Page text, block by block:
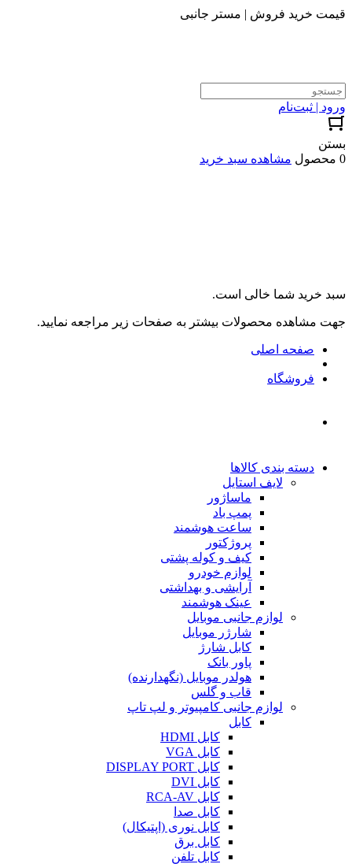
قیمت خرید فروش | مستر جانبی
ورود | ثبت‌نام
بستن
0 محصول
مشاهده سبد خرید
سبد خرید شما خالی است.
جهت مشاهده محصولات بیشتر به صفحات زیر مراجعه نمایید.
صفحه اصلی
فروشگاه
دسته بندی کالاها
لایف استایل
ماساژور
پمپ باد
ساعت هوشمند
پروژکتور
کیف و کوله پشتی
لوازم خودرو
آرایشی و بهداشتی
عینک هوشمند
لوازم جانبی موبایل
شارژر موبایل
کابل شارژ
پاور بانک
هولدر موبایل (نگهدارنده)
قاب و گلس
لوازم جانبی کامپیوتر و لپ تاپ
کابل
کابل HDMI
کابل VGA
کابل DISPLAY PORT
کابل DVI
کابل RCA-AV
کابل صدا
کابل نوری (اپتیکال)
کابل برق
کابل تلفن